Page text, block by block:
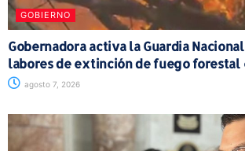
GOBIERNO
Gobernadora activa la Guardia
labores de extinción de fuego forestal
agosto 7, 2026